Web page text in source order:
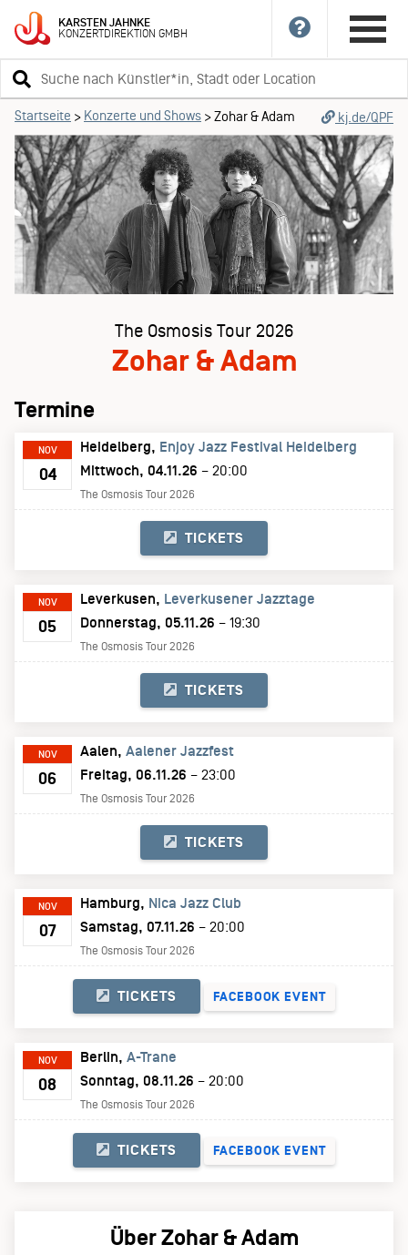
KARSTENJAHNKE
KONZERTDIREKTIONGMBH
Suchbegriff
eingeben
Startseite > Konzerte und Shows >Zohar & Adam kj.de/QPF
The Osmosis Tour 2026
Zohar & Adam
Termine
NOV
04
Heidelberg
Enjoy Jazz Festival Heidelberg
Mittwoch, 04.11.26 – 20:00
The Osmosis Tour 2026
TICKETS
NOV
05
Leverkusen
Leverkusener Jazztage
Donnerstag, 05.11.26 – 19:30
The Osmosis Tour 2026
TICKETS
NOV
06
Aalen Aalener Jazzfest
Freitag, 06.11.26 – 23:00
The Osmosis Tour 2026
TICKETS
NOV
07
Hamburg
Nica Jazz Club
Samstag, 07.11.26 – 20:00
The Osmosis Tour 2026
TICKETS FACEBOOK EVENT
NOV
08
Berlin A-Trane
Sonntag, 08.11.26 – 20:00
The Osmosis Tour 2026
TICKETS FACEBOOK EVENT
Über Zohar & Adam